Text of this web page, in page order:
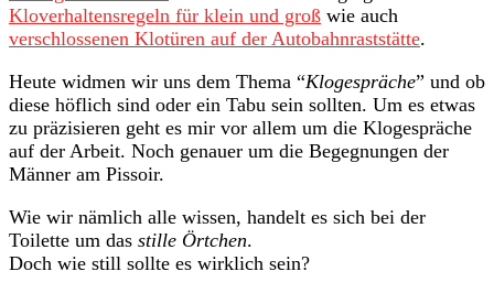
Kloverhaltensregeln für klein und groß wie auch
verschlossenen Klotüren auf der Autobahnraststätte.
Heute widmen wir uns dem Thema “Klogespräche” und ob
diese höflich sind oder ein Tabu sein sollten. Um es etwas
zu präzisieren geht es mir vor allem um die Klogespräche
auf der Arbeit. Noch genauer um die Begegnungen der
Männer am Pissoir.
Wie wir nämlich alle wissen, handelt es sich bei der
Toilette um das stille Örtchen.
Doch wie still sollte es wirklich sein?